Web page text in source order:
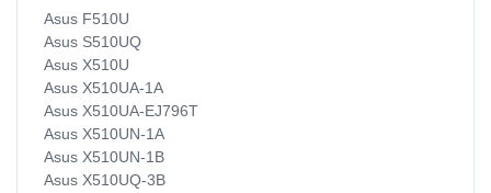
Asus F510U
Asus S510UQ
Asus X510U
Asus X510UA-1A
Asus X510UA-EJ796T
Asus X510UN-1A
Asus X510UN-1B
Asus X510UQ-3B